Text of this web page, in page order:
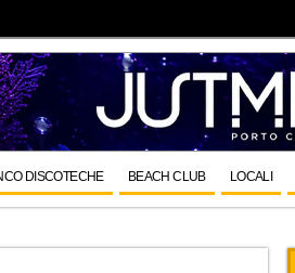
DISCOTECHE BEACH CLUB LOCALI